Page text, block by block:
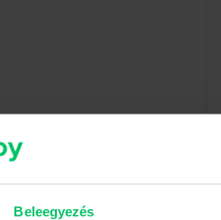
Beleegyezés